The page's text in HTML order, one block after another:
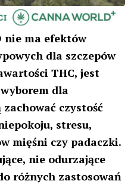
nie ma efektów
dla szczepów
THC, jest
dla
czystość
stresu,
mięśni czy padaczki.
nie odurzające
różnych zastosowań